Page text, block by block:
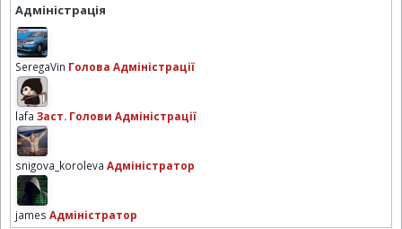
Адміністрація
SeregaVin Голова Адміністрації
lafa Заст. Голови Адміністрації
snigova_koroleva Адміністратор
james Адміністратор